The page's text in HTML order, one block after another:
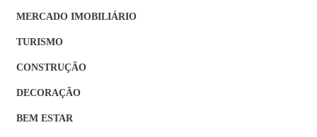
MERCADO IMOBILIÁRIO
TURISMO
CONSTRUÇÃO
DECORAÇÃO
BEM ESTAR